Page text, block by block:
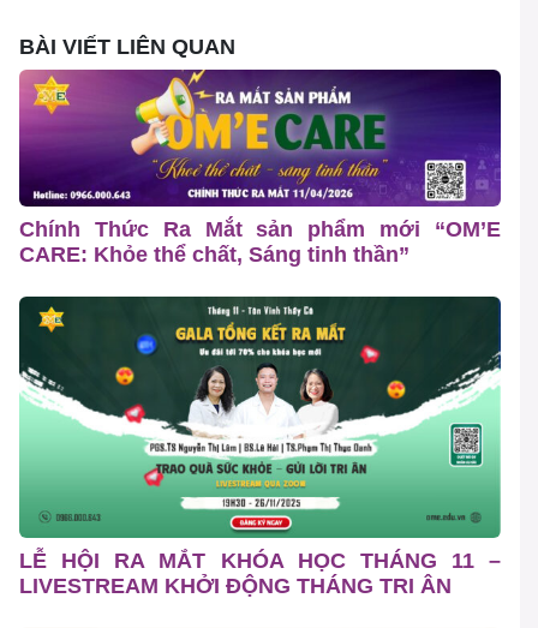
BÀI VIẾT LIÊN QUAN
Chính Thức Ra Mắt sản phẩm mới “OM’E
CARE: Khỏe thể chất, Sáng tinh thần”
LỄ HỘI RA MẮT KHÓA HỌC THÁNG 11 –
LIVESTREAM KHỞI ĐỘNG THÁNG TRI ÂN